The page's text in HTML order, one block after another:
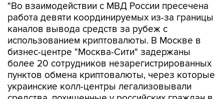
"Во взаимодействии с МВД России пресечена
работа девяти координируемых из-за границы
каналов вывода средств за рубеж с
использованием криптовалюты. В Москве в
бизнес-центре "Москва-Сити" задержаны
более 20 сотрудников незарегистрированных
пунктов обмена криптовалюты, через которые
украинские колл-центры легализовывали